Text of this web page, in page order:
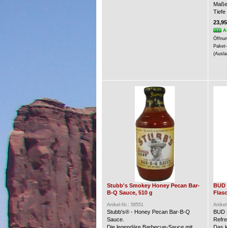
Tiefe
Stubb's Smokey Honey Pecan Bar-
B-Q Sauce, 510 g
Artikel-Nr.: 58551
Stubb's® - Honey Pecan Bar-B-Q
Sauce.
Die legendäre Barbecue-Sauce mit
BUD
BUD
Das